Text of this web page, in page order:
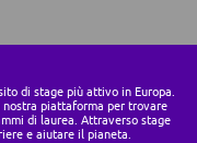
di stage più attivo in Europa.
piattaforma per trovare
di laurea. Attraverso stage
e aiutare il pianeta.